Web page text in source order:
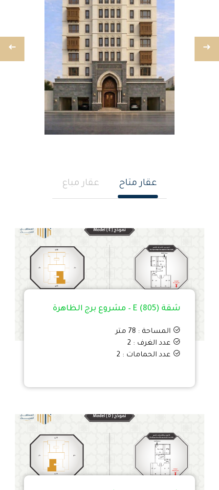
عقار متاح عقار مباع
شقة E (805) – مشروع برج الظاهرة
المساحة : 78 متر
عدد الغرف : 2
عدد الحمامات : 2